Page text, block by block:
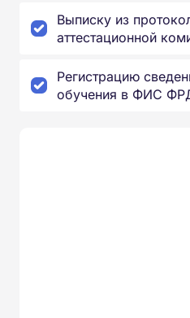
Выписку из
аттестационной
Регистрацию
обучения в ФИС